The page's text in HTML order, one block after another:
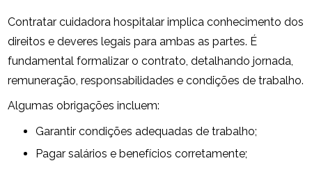
Contratar cuidadora hospitalar implica conhecimento dos
direitos e deveres legais para ambas as partes. É
fundamental formalizar o contrato, detalhando jornada,
remuneração, responsabilidades e condições de trabalho.
Algumas obrigações incluem:
Garantir condições adequadas de trabalho;
Pagar salários e benefícios corretamente;